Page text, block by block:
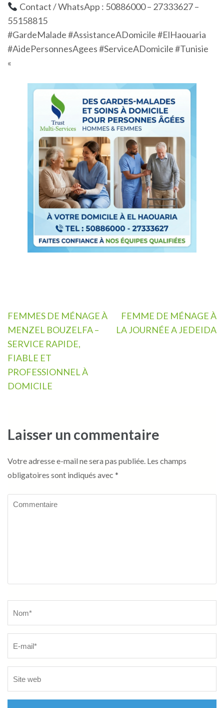
Contact / WhatsApp : 50886000 – 27333627 –
55158815
#GardeMalade #AssistanceADomicile #ElHaouaria
#AidePersonnesAgees #ServiceADomicile #Tunisie
«
Navigation
de
l’article
FEMMES DE MÉNAGE À
MENZEL BOUZELFA –
SERVICE RAPIDE,
FIABLE ET
PROFESSIONNEL À
DOMICILE
FEMME DE MÉNAGE À
LA JOURNÉE A JEDEIDA
Laisser un commentaire
Votre adresse e-mail ne sera pas publiée. Les champs
obligatoires sont indiqués avec *
Commentaire